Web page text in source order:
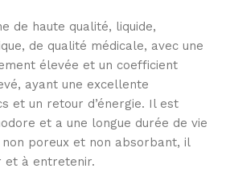
de haute qualité, liquide,
de qualité médicale, avec une
élevée et un coefficient
ayant une excellente
et un retour d’énergie. Il est
et a une longue durée de vie
poreux et non absorbant, il
et à entretenir.